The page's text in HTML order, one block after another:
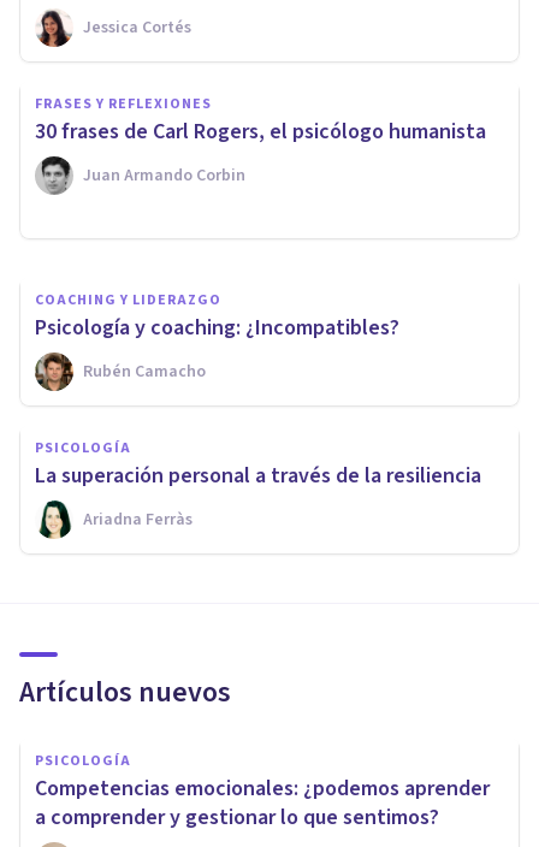
Jessica Cortés
FRASES Y REFLEXIONES
30 frases de Carl Rogers, el psicólogo humanista
Juan Armando Corbin
COACHING Y LIDERAZGO
45 blogs de Desarrollo
Personal totalmente
recomendables
COACHING Y LIDERAZGO
Psicología y coaching: ¿Incompatibles?
Rubén Camacho
PSICOLOGÍA
La superación personal a través de la resiliencia
Ariadna Ferràs
Artículos nuevos
PSICOLOGÍA
Competencias emocionales: ¿podemos aprender
a comprender y gestionar lo que sentimos?